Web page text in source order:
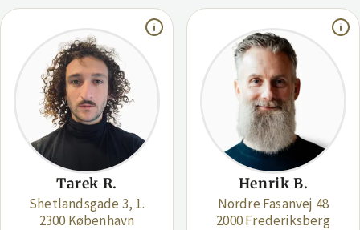
Tarek R.
Shetlandsgade 3, 1.
2300 København
Henrik B.
Nordre Fasanvej 48
2000 Frederiksberg